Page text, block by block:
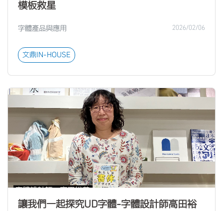
模板救星
字體產品與應用 2026/02/06
文鼎IN-HOUSE
讓我們一起探究UD字體-字體設計師高田裕